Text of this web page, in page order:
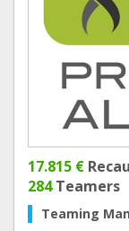
17.815 €
284Teamers
Teaming